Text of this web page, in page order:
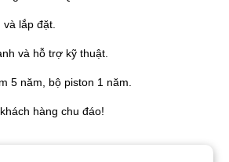
và lắp đặt.
và hỗ trợ kỹ thuật.
5 năm, bộ piston 1 năm.
hàng chu đáo!